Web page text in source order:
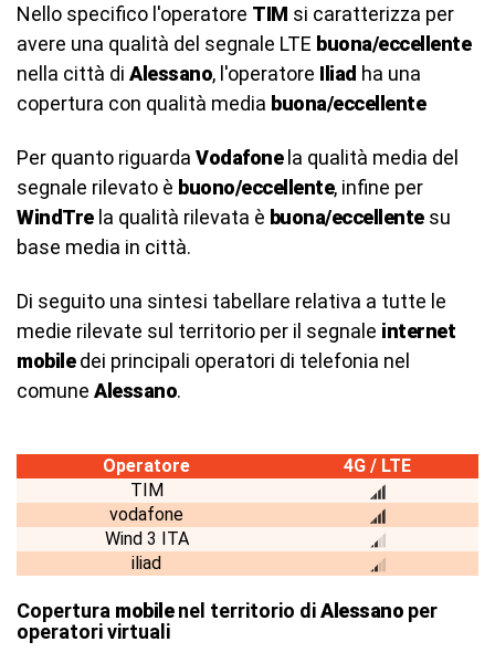
Nello specifico l'operatore TIM si caratterizza per
avere una qualità del segnale LTE buona/eccellente
nella città di Alessano, l'operatore Iliad ha una
copertura con qualità media buona/eccellente
Per quanto riguarda Vodafonela qualità media del
segnale rilevato è buono/eccellente, infine per
WindTrela qualità rilevata è buona/eccellentesu
base media in città.
Di seguito una sintesi tabellare relativa a tutte le
medie rilevate sul territorio per il segnale internet
mobiledei principali operatori di telefonia nel
comune Alessano.
Operatore
4G / LTE
TIM
vodafone
Wind 3 ITA
iliad
Copertura mobilenel territorio diAlessano per
operatori virtuali